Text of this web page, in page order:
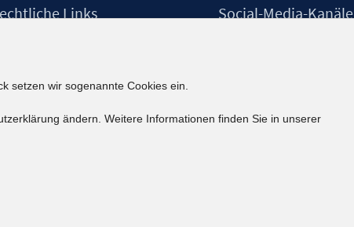
Links
zur Barrierefreiheit
Social-Media-Kanäle
kununu
setzen wir sogenannte Cookies ein.
ändern. Weitere Informationen finden Sie in unserer